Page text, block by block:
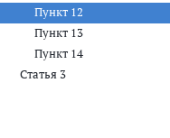
Пункт 12
Пункт 13
Пункт 14
Статья 3